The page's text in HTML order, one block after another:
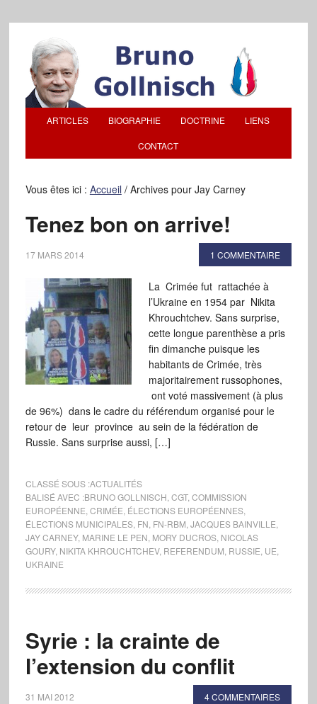
ARTICLES BIOGRAPHIE DOCTRINE LIENS
CONTACT
Vous êtes ici : Accueil /Archives pour Jay Carney
Tenez bon on arrive!
17 MARS 2014 1 COMMENTAIRE
La Crimée fut rattachée à
l’Ukraine en 1954 par Nikita
Khrouchtchev. Sans surprise,
cette longue parenthèse a pris
fin dimanche puisque les
habitants de Crimée, très
majoritairement russophones,
ont voté massivement (à plus
de 96%) dans le cadre du référendum organisé pour le
retour de leur province au sein de la fédération de
Russie. Sans surprise aussi, […]
CLASSÉ SOUS :ACTUALITÉS
BALISÉ AVEC :BRUNO GOLLNISCH CGT, COMMISSION
EUROPÉENNE CRIMÉE ÉLECTIONS EUROPÉENNES,
ÉLECTIONS MUNICIPALES, FN FN-RBM JACQUES BAINVILLE
JAY CARNEY, MARINE LE PEN MORY DUCROS, NICOLAS
GOURY, NIKITA KHROUCHTCHEV, REFERENDUM RUSSIE UE
UKRAINE
Syrie : la crainte de
l’extension du conflit
31 MAI 2012 4 COMMENTAIRES